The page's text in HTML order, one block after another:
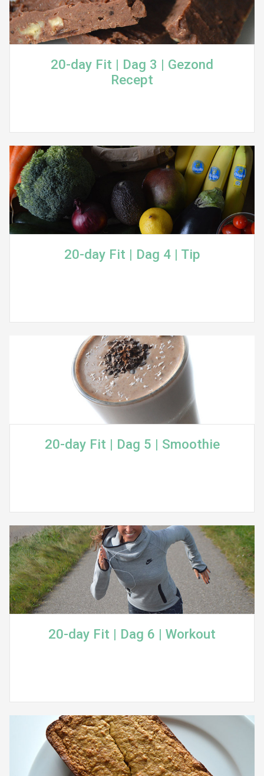
20-day Fit | Dag 3 | Gezond
Recept
20-day Fit | Dag 4 | Tip
20-day Fit | Dag 5 | Smoothie
20-day Fit | Dag 6 | Workout